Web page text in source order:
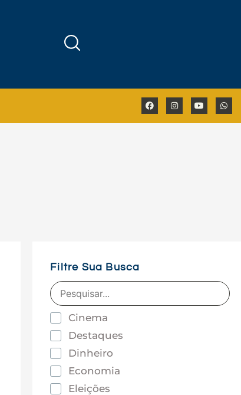
Filtre Sua Busca
Cinema
Destaques
Dinheiro
Economia
Eleições